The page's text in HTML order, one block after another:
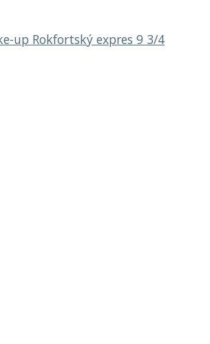
up Rokfortský expres 9 3/4